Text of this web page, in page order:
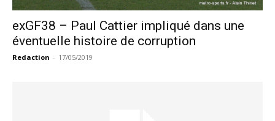
exGF38 – Paul Cattier impliqué dans une
éventuelle histoire de corruption
Redaction - 17/05/2019